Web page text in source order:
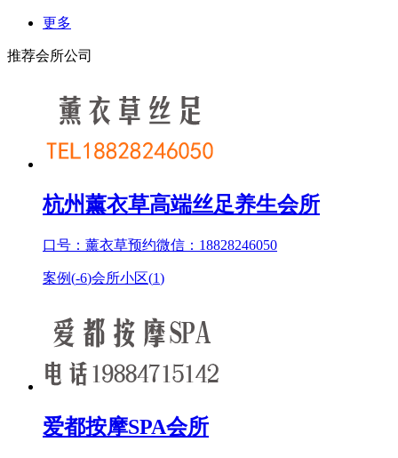
更多
推荐会所公司
杭州薰衣草高端丝足养生会所
口号：薰衣草预约微信：18828246050
案例(-6)会所小区(1)
爱都按摩SPA会所